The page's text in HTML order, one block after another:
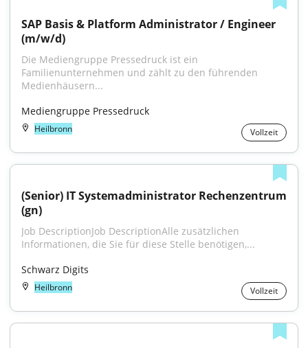
SAP Basis & Platform Administrator / Engineer
(m/w/d)
Die Mediengruppe Pressedruck ist ein
Familienunternehmen und zählt zu den führenden
Medienhäusern...
Mediengruppe Pressedruck
Heilbronn Vollzeit
(Senior) IT Systemadministrator Rechenzentrum
(gn)
Job DescriptionJob DescriptionAlle zusätzlichen
Informationen, die Sie für diese Stelle benötigen,...
Schwarz Digits
Heilbronn Vollzeit